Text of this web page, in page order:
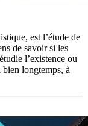
est l’étude de
de savoir si les
l’existence ou
bien longtemps, à